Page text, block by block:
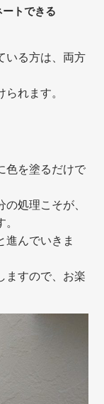
トできる
いる方は、両方
れます。
色を塗るだけで
処理こそが、
進んでいきま
ますので、お楽